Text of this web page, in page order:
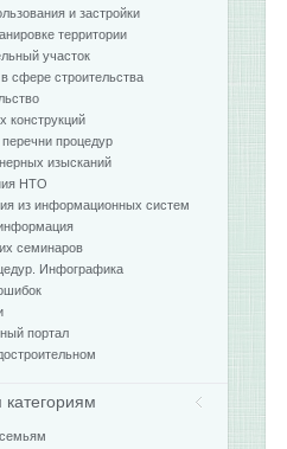
и застройки
территории
участок
сфере строительства
конструкций
процедур
изысканий
НТО
из информационных систем
семинаров
Инфографика
портал